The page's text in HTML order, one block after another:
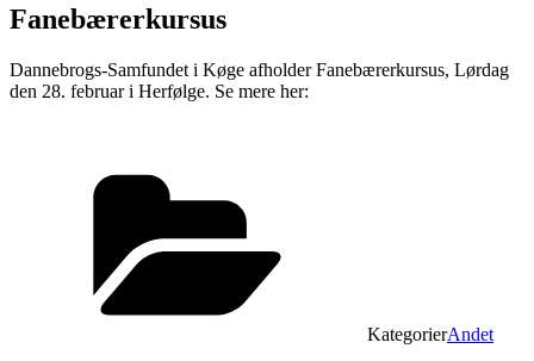
Fanebærerkursus
Dannebrogs-Samfundet i Køge afholder Fanebærerkursus, Lørdag
den 28. februar i Herfølge. Se mere her:
KategorierAndet